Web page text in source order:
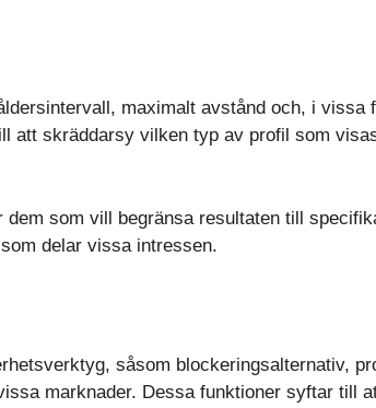
maximalt avstånd och, i vissa
att skräddarsy vilken typ av profil som
som vill begränsa resultaten till
delar vissa intressen.
såsom blockeringsalternativ,
marknader. Dessa funktioner syftar till